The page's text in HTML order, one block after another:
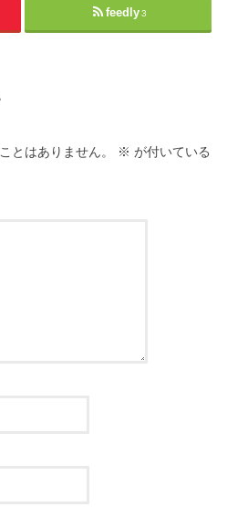
feedly 3
とはありません。 ※ が付いている